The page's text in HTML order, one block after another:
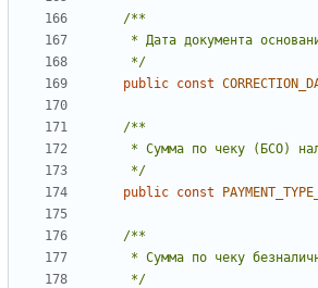
     */
public const
     */
public const
     */